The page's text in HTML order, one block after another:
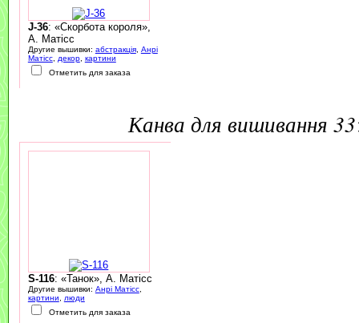
J-36: «Скорбота короля»,
А. Матісс
Другие вышивки: абстракція, Анрі
Матісс, декор, картини
Отметить для заказа
канва для вишивання
S-116: «Танок», А. Матісс
Другие вышивки: Анрі Матісс,
картини
люди
Отметить для заказа